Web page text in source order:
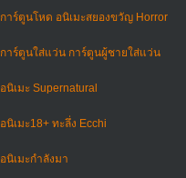
การ์ตูนโหด อนิเมะสยองขวัญ Horror
การ์ตูนใส่แว่น การ์ตูนผู้ชายใส่แว่น
อนิเมะ Supernatural
อนิเมะ18+ ทะลึ่ง Ecchi
อนิเมะกำลังมา